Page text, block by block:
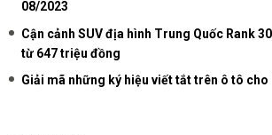
08/2023
Cận cảnh SUV địa hình Trung Quốc Rank
từ 647 triệu đồng
Giải mã những ký hiệu viết tắt trên ô tô cho